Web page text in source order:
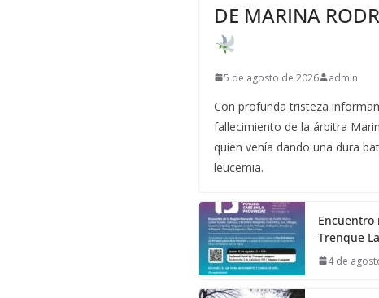
DE MARINA
5 de agosto de 2026 admin
Con profunda tristeza
fallecimiento de la árbitra
quien venía dando una dura
leucemia.
Encuentro
Trenque
4 de